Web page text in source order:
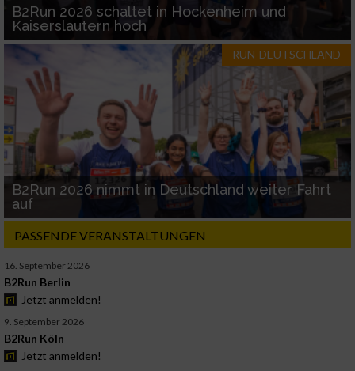
B2Run 2026 schaltet in Hockenheim und
Kaiserslautern hoch
RUN-DEUTSCHLAND
B2Run 2026 nimmt in Deutschland weiter Fahrt
auf
PASSENDE VERANSTALTUNGEN
16. September 2026
B2Run Berlin
Jetzt anmelden!
9. September 2026
B2Run Köln
Jetzt anmelden!